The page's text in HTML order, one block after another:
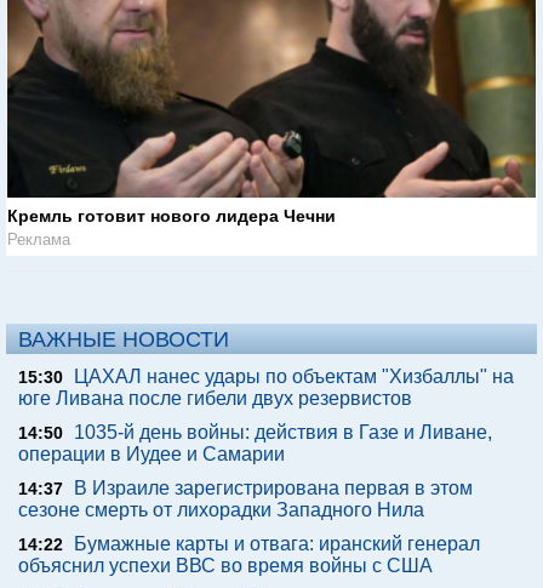
Кремль готовит нового лидера Чечни
Реклама
ВАЖНЫЕ НОВОСТИ
15:30
ЦАХАЛ нанес удары по объектам "Хизбаллы" на
юге Ливана после гибели двух резервистов
14:50
1035-й день войны: действия в Газе и Ливане,
операции в Иудее и Самарии
14:37
В Израиле зарегистрирована первая в этом
сезоне смерть от лихорадки Западного Нила
14:22
Бумажные карты и отвага: иранский генерал
объяснил успехи ВВС во время войны с США